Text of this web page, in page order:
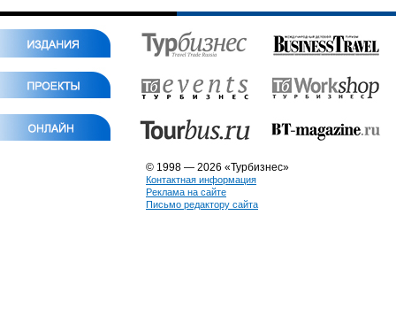
© 1998 — 2026 «Турбизнес»
Контактная информация
Реклама на сайте
Письмо редактору сайта